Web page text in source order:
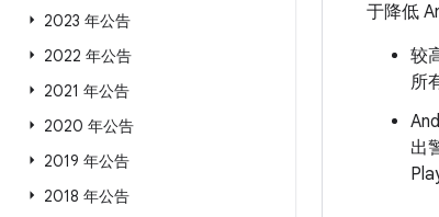
2023 年公告
2022 年公告
2021 年公告
2020 年公告
2019 年公告
2018 年公告
于降低
较
所
出